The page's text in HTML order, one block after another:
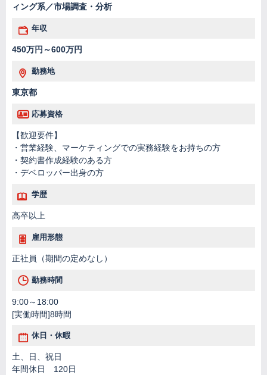
ィング系／市場調査・分析
年収
450万円～600万円
勤務地
東京都
応募資格
【歓迎要件】
・営業経験、マーケティングでの実務経験をお持ちの方
・契約書作成経験のある方
・デベロッパー出身の方
学歴
高卒以上
雇用形態
正社員（期間の定めなし）
勤務時間
9:00～18:00
[実働時間]8時間
休日・休暇
土、日、祝日
年間休日 120日